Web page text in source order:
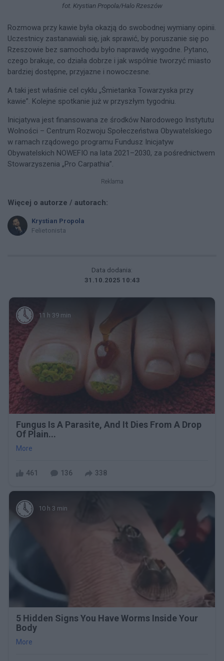
fot. Krystian Propola/Halo Rzeszów
Rozmowa przy kawie była okazją do swobodnej wymiany opinii.
Uczestnicy zastanawiali się, jak sprawić, by poruszanie się po
Rzeszowie bez samochodu było naprawdę wygodne. Pytano,
czego brakuje, co działa dobrze i jak wspólnie tworzyć miasto
bardziej dostępne, przyjazne i nowoczesne.
A taki jest właśnie cel cyklu „Śmietanka Towarzyska przy
kawie”. Kolejne spotkanie już w przyszłym tygodniu.
Inicjatywa jest finansowana ze środków Narodowego Instytutu
Wolności – Centrum Rozwoju Społeczeństwa Obywatelskiego
w ramach rządowego programu Fundusz Inicjatyw
Obywatelskich NOWEFIO na lata 2021–2030, za pośrednictwem
Stowarzyszenia „Pro Carpathia”.
Reklama
Więcej o autorze / autorach:
Krystian Propola
Felietonista
Data dodania:
31.10.2025 10:43
11 h 39 min
Fungus Is A Parasite, And It Dies From A Drop
Of Plain...
More
461 136 338
10 h 3 min
5 Hidden Signs You Have Worms Inside Your
Body
More